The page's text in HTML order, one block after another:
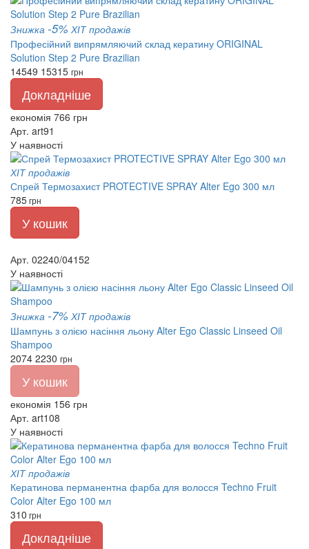
Знижка -5% ХІТ продажів
Професійний випрямляючий склад кератину ORIGINAL
Solution Step 2 Pure Brazilian
14549 15315 грн
Докладніше
економія 766 грн
Арт. art91
У наявності
ХІТ продажів
Спрей Термозахист PROTECTIVE SPRAY Alter Ego 300 мл
785грн
У кошик
Арт. 02240/04152
У наявності
Знижка -7% ХІТ продажів
Шампунь з олією насіння льону Alter Ego Classic Linseed Oil
Shampoo
2074 2230 грн
У кошик
економія 156 грн
Арт. art108
У наявності
ХІТ продажів
Кератинова перманентна фарба для волосся Techno Fruit
Color Alter Ego 100 мл
310 грн
Докладніше